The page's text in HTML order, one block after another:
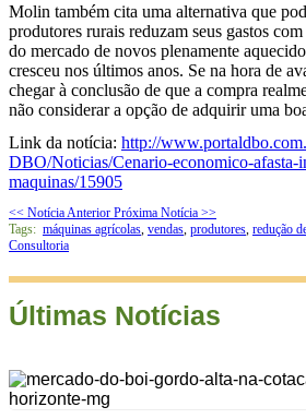
Molin também cita uma alternativa que
produtores rurais reduzam seus gastos
do mercado de novos plenamente
cresceu nos últimos anos. Se na hora de
chegar à conclusão de que a compra
não considerar a opção de adquirir uma
Link da notícia: http://
DBO/Noticias/Cenario-economico-afasta-
maquinas/15905
<< Notícia Anterior Próxima Notícia >>
Tags: máquinas agrícolas, vendas, produtores, redução
Consultoria
Últimas Notícias